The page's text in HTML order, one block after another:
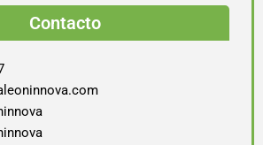
Contacto